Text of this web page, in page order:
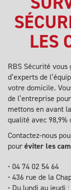
LES
RBS Sécurité
d’experts de
votre domicile.
de l’entreprise
mettons en avant
qualité avec
Contactez-nous
pouréviter les
• 04 74 02 54 64
• 436 rue de la